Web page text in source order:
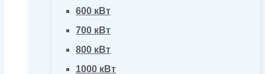
600 кВт
700 кВт
800 кВт
1000 кВт